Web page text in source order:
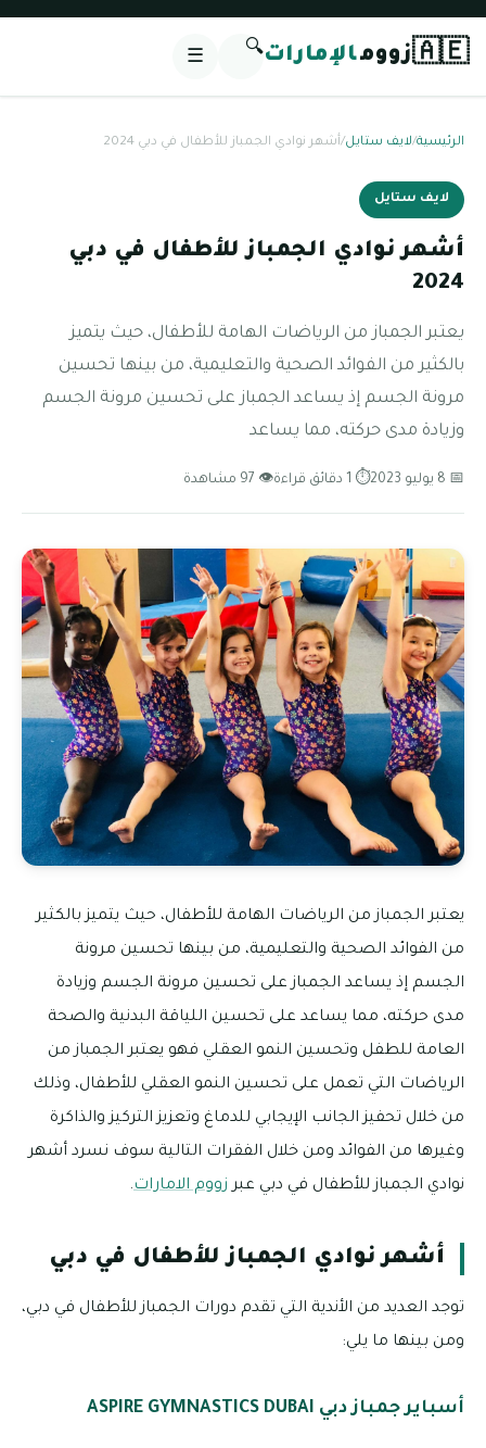
🇦🇪زوومالإمارات🔍
☰
الرئيسية/لايف ستايل/أشهر نوادي الجمباز للأطفال في دبي 2024
لايف ستايل
أشهر نوادي الجمباز للأطفال في دبي
2024
يعتبر الجمباز من الرياضات الهامة للأطفال، حيث يتميز
بالكثير من الفوائد الصحية والتعليمية، من بينها تحسين
مرونة الجسم إذ يساعد الجمباز على تحسين مرونة الجسم
وزيادة مدى حركته، مما يساعد
📅 8 يوليو 2023 ⏱ 1 دقائق قراءة 👁 97 مشاهدة
يعتبر الجمباز من الرياضات الهامة للأطفال، حيث يتميز بالكثير
من الفوائد الصحية والتعليمية، من بينها تحسين مرونة
الجسم إذ يساعد الجمباز على تحسين مرونة الجسم وزيادة
مدى حركته، مما يساعد على تحسين اللياقة البدنية والصحة
العامة للطفل وتحسين النمو العقلي فهو يعتبر الجمباز من
الرياضات التي تعمل على تحسين النمو العقلي للأطفال، وذلك
من خلال تحفيز الجانب الإيجابي للدماغ وتعزيز التركيز والذاكرة
وغيرها من الفوائد ومن خلال الفقرات التالية سوف نسرد أشهر
نوادي الجمباز للأطفال في دبي عبر زووم الامارات.
أشهر نوادي الجمباز للأطفال في دبي
توجد العديد من الأندية التي تقدم دورات الجمباز للأطفال في دبي،
ومن بينها ما يلي:
أسباير جمباز دبي ASPIRE GYMNASTICS DUBAI